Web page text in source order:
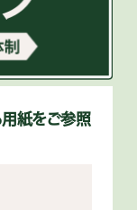
紙をご参照